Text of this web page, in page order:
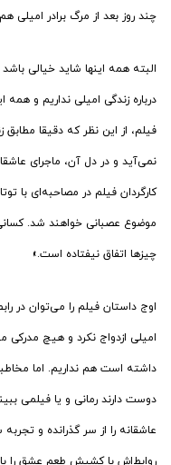
چند روز بعد از مرگ برادر امیلی
البته همه اینها شاید خیالی
درباره زندگی امیلی نداریم و همه
فیلم، از این نظر که دقیقا
نمی‌آید و در دل آن، ماجرای
کارگردان فیلم در مصاحبه‌ای با
موضوع عصبانی خواهند شد.
چیزها اتفاق نیفتاده است.»
اوج داستان فیلم را می‌توان در
امیلی ازدواج نکرد و هیچ مدرکی
داشته است هم نداریم. اما
دوست دارند رمانی و یا فیلمی
عاشقانه را از سر گذرانده و
روابط‌اش با کشیش طعم عشق را